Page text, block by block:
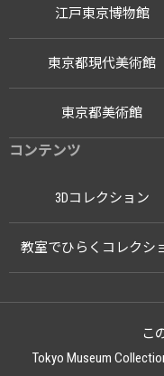
江戸東京博物館
東京都現代美術館
東京都美術館
コンテンツ
3Dコレクション
教室でひらくコレクシ
こ
Tokyo Museum